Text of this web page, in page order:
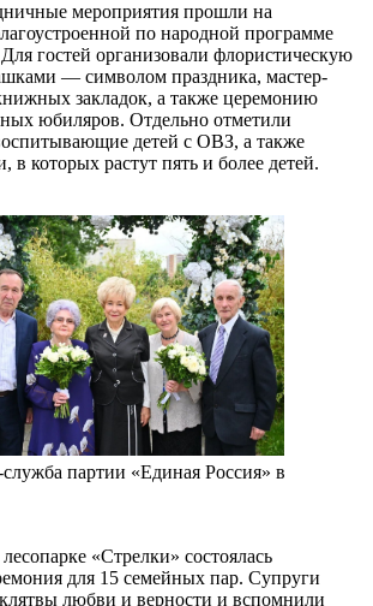
мероприятия прошли на
по народной программе
гостей организовали флористическую
— символом праздника, мастер-
закладок, а также церемонию
юбиляров. Отдельно отметили
детей с ОВЗ, а также
в которых растут пять и более детей.
партии «Единая Россия» в
«Стрелки» состоялась
для 15 семейных пар. Супруги
любви и верности и вспомнили